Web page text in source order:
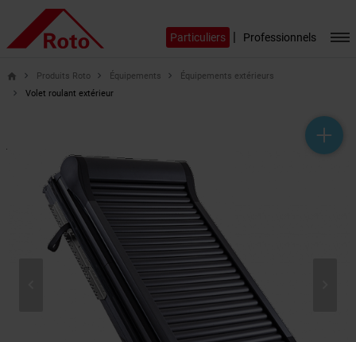
Particuliers | Professionnels
help_outline
headset_mic
mail_outline
home Produits Roto Équipements
Équipements extérieurs
Volet roulant extérieur